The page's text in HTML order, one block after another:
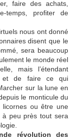
faire des achats,
temps, profiter de
nous ont donné
disent que le
sera beaucoup
le monde réel
mais l’étendant
et de faire ce qui
sur la lune en
le monticule du
ou être une
peu près tout sera
révolution des